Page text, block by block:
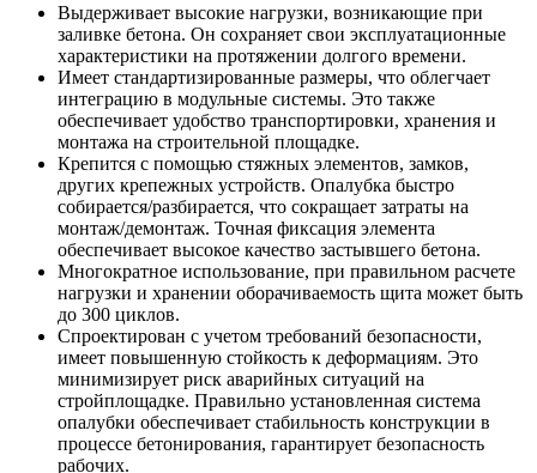
Выдерживает высокие нагрузки, возникающие при
заливке бетона. Он сохраняет свои эксплуатационные
характеристики на протяжении долгого времени.
Имеет стандартизированные размеры, что облегчает
интеграцию в модульные системы. Это также
обеспечивает удобство транспортировки, хранения и
монтажа на строительной площадке.
Крепится с помощью стяжных элементов, замков,
других крепежных устройств. Опалубка быстро
собирается/разбирается, что сокращает затраты на
монтаж/демонтаж. Точная фиксация элемента
обеспечивает высокое качество застывшего бетона.
Многократное использование, при правильном расчете
нагрузки и хранении оборачиваемость щита может быть
до 300 циклов.
Спроектирован с учетом требований безопасности,
имеет повышенную стойкость к деформациям. Это
минимизирует риск аварийных ситуаций на
стройплощадке. Правильно установленная система
опалубки обеспечивает стабильность конструкции в
процессе бетонирования, гарантирует безопасность
рабочих.